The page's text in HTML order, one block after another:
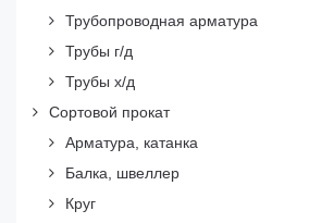
Трубопроводная арматура
Трубы г/д
Трубы х/д
Сортовой прокат
Арматура, катанка
Балка, швеллер
Круг